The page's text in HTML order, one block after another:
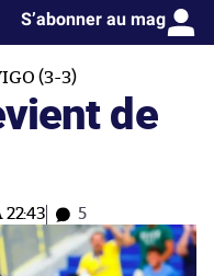
S’abonner au mag
(3-3)
de
22:43 5